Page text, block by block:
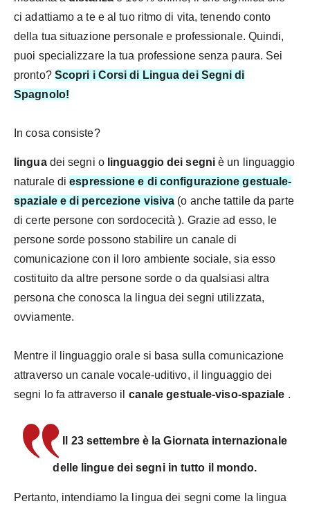
ci adattiamo a te e al tuo ritmo di vita, tenendo conto
della tua situazione personale e professionale. Quindi,
puoi specializzare la tua professione senza paura. Sei
pronto? Scopri i Corsi di Lingua dei Segni di
Spagnolo!
In cosa consiste?
lingua dei segni o linguaggio dei segni è un linguaggio
naturale diespressione e di configurazione gestuale-
spaziale e di percezione visiva (o anche tattile da parte
di certe persone consordocecità ). Grazie ad esso, le
persone sorde possono stabilire un canale di
comunicazione con il loro ambiente sociale, sia esso
costituito da altre persone sorde o da qualsiasi altra
persona che conosca la lingua dei segni utilizzata,
ovviamente.
Mentre il linguaggio orale si basa sulla comunicazione
attraverso un canale vocale-uditivo, il linguaggio dei
segni lo fa attraverso il canale gestuale-viso-spaziale .
Il 23 settembre è la Giornata internazionale
delle lingue dei segni in tutto il mondo.
Pertanto, intendiamo la lingua dei segni come la lingua